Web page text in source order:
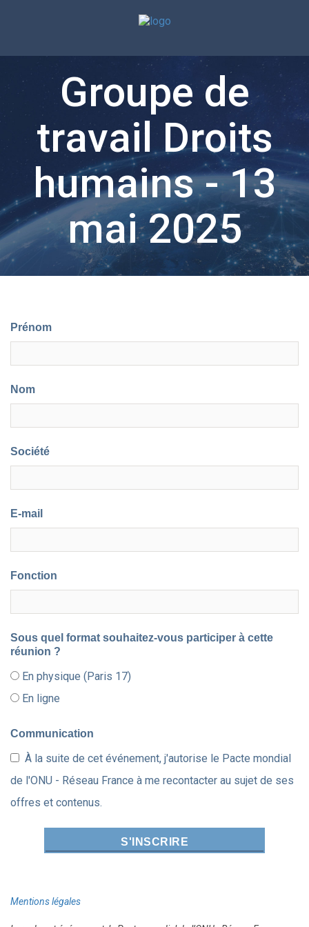
Groupe de
travail Droits
humains - 13
mai 2025
Prénom
Nom
Société
E-mail
Fonction
Sous quel format souhaitez-vous participer à cette
réunion ?
En physique (Paris 17)
En ligne
Communication
À la suite de cet événement, j'autorise le Pacte mondial
de l'ONU - Réseau France à me recontacter au sujet de ses
offres et contenus.
Mentions légales